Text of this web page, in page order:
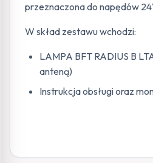
przeznaczona do napędów
W skład zestawu wchodzi:
LAMPA BFT RADIUS B
anteną)
Instrukcja obsługi oraz